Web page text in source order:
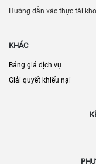
Hướng dẫn xác thực tài
KHÁC
Bảng giá dịch vụ
Giải quyết khiếu nại